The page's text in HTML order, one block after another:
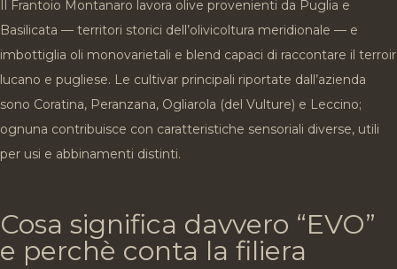
Il Frantoio Montanaro lavora olive provenienti da Puglia e
Basilicata — territori storici dell’olivicoltura meridionale — e
imbottiglia oli monovarietali e blend capaci di raccontare il terroir
lucano e pugliese. Le cultivar principali riportate dall’azienda
sono Coratina, Peranzana, Ogliarola (del Vulture) e Leccino;
ognuna contribuisce con caratteristiche sensoriali diverse, utili
per usi e abbinamenti distinti.
Cosa significa davvero “EVO”
e perchè conta la filiera